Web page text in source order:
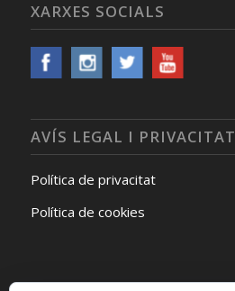
XARXES SOCIALS
AVÍS LEGAL I PRIVACITAT
Política de privacitat
Política de cookies